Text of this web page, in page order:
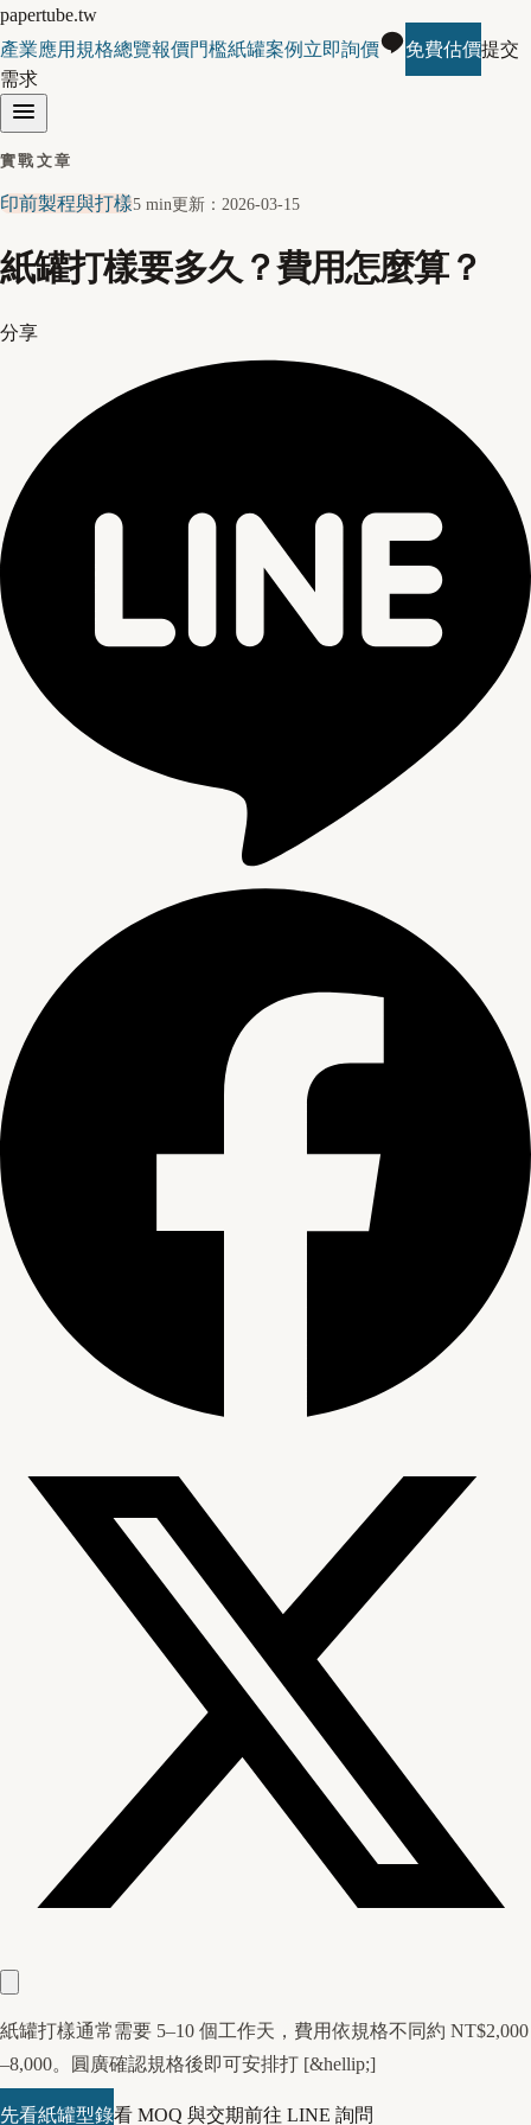
papertube.tw
產業應用 規格總覽報價門檻紙罐案例 立即詢價 免費估價提交
需求
實戰文章
印前製程與打樣5 min更新： 2026-03-15
紙罐打樣要多久？費用怎麼算？
分享
紙罐打樣通常需要 5–10 個工作天，費用依規格不同約 NT$2,000
–8,000。圓廣確認規格後即可安排打 [&hellip;]
先看紙罐型錄看 MOQ 與交期前往 LINE 詢問